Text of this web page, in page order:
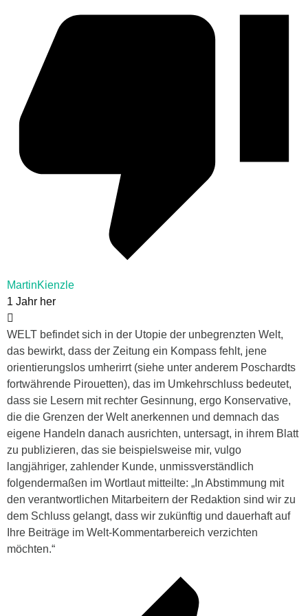
MartinKienzle
1 Jahr her
WELT befindet sich in der Utopie der unbegrenzten Welt,
das bewirkt, dass der Zeitung ein Kompass fehlt, jene
orientierungslos umherirrt (siehe unter anderem Poschardts
fortwährende Pirouetten), das im Umkehrschluss bedeutet,
dass sie Lesern mit rechter Gesinnung, ergo Konservative,
die die Grenzen der Welt anerkennen und demnach das
eigene Handeln danach ausrichten, untersagt, in ihrem Blatt
zu publizieren, das sie beispielsweise mir, vulgo
langjähriger, zahlender Kunde, unmissverständlich
folgendermaßen im Wortlaut mitteilte: „In Abstimmung mit
den verantwortlichen Mitarbeitern der Redaktion sind wir zu
dem Schluss gelangt, dass wir zukünftig und dauerhaft auf
Ihre Beiträge im Welt-Kommentarbereich verzichten
möchten.“